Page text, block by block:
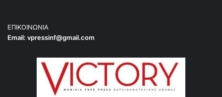
ΕΠΙΚΟΙΝΩΝΙΑ
Email: vpressinf@gmail.com